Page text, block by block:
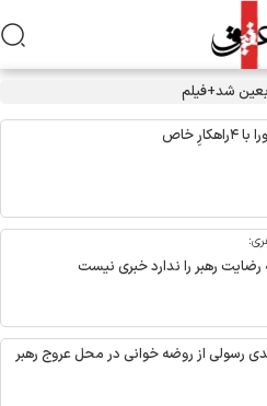
شد+فیلم
رهبر را ندارد خبری نیست
از روضه خوانی در محل عروج رهبر